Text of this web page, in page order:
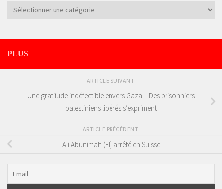
Catégories
PLUS
ARTICLE SUIVANT
Une gratitude indéfectible envers Gaza – Des prisonniers
palestiniens libérés s’expriment
ARTICLE PRÉCÉDENT
Ali Abunimah (EI) arrêté en Suisse